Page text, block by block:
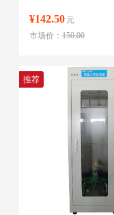
¥142.50 元
市场价：150.00
推荐